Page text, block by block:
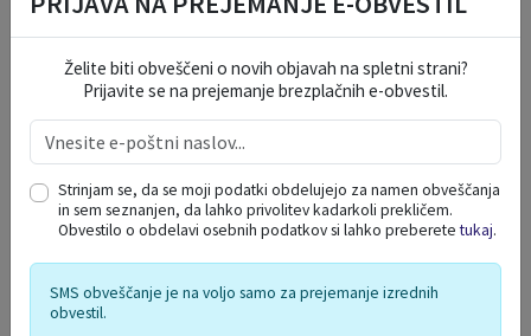
Juvanova hiša (ponudba prenočišč)
Luče 40, 3334 Luče
Luče
Želite biti obveščeni o novih objavah na spletni strani?
Prijavite se na prejemanje brezplačnih e-obvestil.
Strinjam se, da se moji podatki obdelujejo za namen obveščanja
in sem seznanjen, da lahko privolitev kadarkoli prekličem.
Obvestilo o obdelavi osebnih podatkov si lahko preberetetukaj.
SMS obveščanje je na voljo samo za prejemanje izrednih
obvestil.